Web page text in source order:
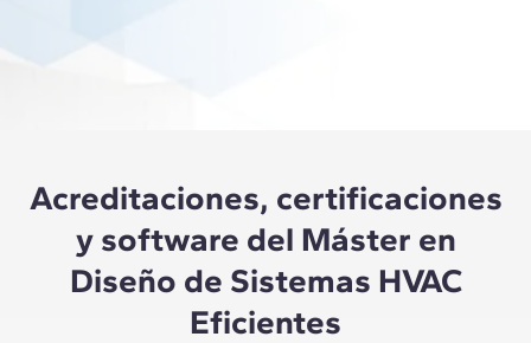
Acreditaciones, certificaciones
y software del Máster en
Diseño de Sistemas HVAC
Eficientes